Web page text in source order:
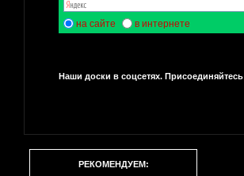
на сайте в интернете
Наши доски в соцсетях. Присоединяйтесь
РЕКОМЕНДУЕМ: